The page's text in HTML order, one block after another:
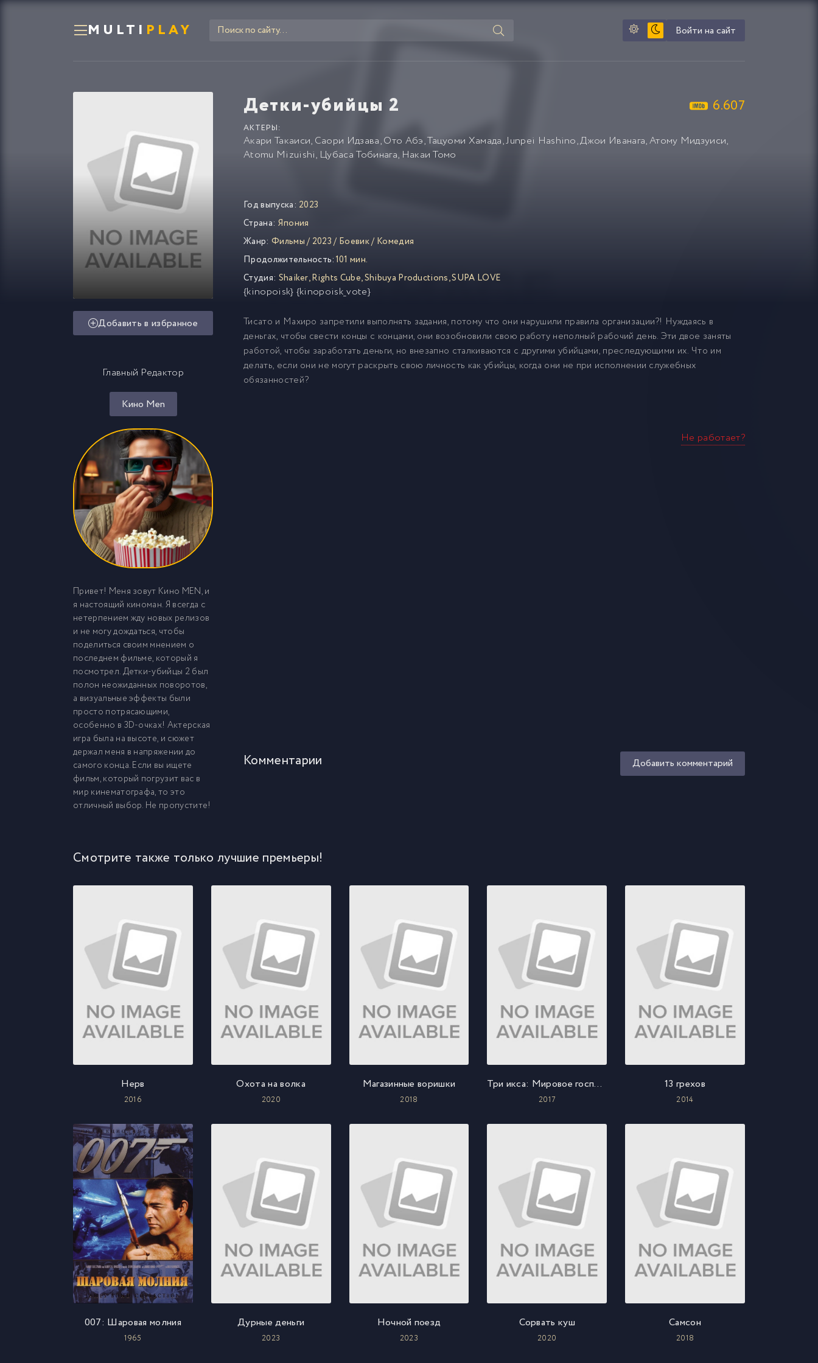
MULTI PLAY Войти на сайт
Детки-убийцы 2 6.607
АКТЕРЫ:
Акари Такаиси, Саори Идзава,Ото Абэ,Тацуоми Хамада,Junpei Hashino,Джои Иванага,Атому Мидзуиси,
Atomu Mizuishi, Цубаса Тобинага, Накаи Томо
Добавить в избранное
Главный Редактор
Кино Men
Привет! Меня зовут Кино MEN, и
я настоящий киноман. Я всегда с
нетерпением жду новых релизов
и не могу дождаться, чтобы
поделиться своим мнением о
последнем фильме, который я
посмотрел. Детки-убийцы 2 был
полон неожиданных поворотов,
а визуальные эффекты были
просто потрясающими,
особенно в 3D-очках! Актерская
игра была на высоте, и сюжет
держал меня в напряжении до
самого конца. Если вы ищете
фильм, который погрузит вас в
мир кинематографа, то это
отличный выбор. Не пропустите!
Год выпуска: 2023
Страна: Япония
Жанр: Фильмы/ 2023/ Боевик/ Комедия
Продолжительность:101 мин.
Студия: Shaiker,Rights Cube,Shibuya Productions,SUPA LOVE
{kinopoisk} {kinopoisk_vote}
Тисато и Махиро запретили выполнять задания, потому что они нарушили правила организации?! Нуждаясь в
деньгах, чтобы свести концы с концами, они возобновили свою работу неполный рабочий день. Эти двое заняты
работой, чтобы заработать деньги, но внезапно сталкиваются с другими убийцами, преследующими их. Что им
делать, если они не могут раскрыть свою личность как убийцы, когда они не при исполнении служебных
обязанностей?
Не работает?
Комментарии Добавить комментарий
Смотрите также только лучшие премьеры!
Нерв
2016
Охота на волка
2020
Магазинные воришки
2018
Три икса: Мировое господство
2017
13 грехов
2014
007: Шаровая молния
1965
Дурные деньги
2023
Ночной поезд
2023
Сорвать куш
2020
Самсон
2018